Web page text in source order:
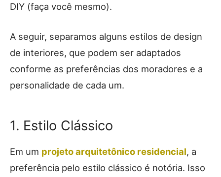
DIY (faça você mesmo).
A seguir, separamos alguns estilos de design
de interiores, que podem ser adaptados
conforme as preferências dos moradores e a
personalidade de cada um.
1. Estilo Clássico
Em um projeto arquitetônico residencial, a
preferência pelo estilo clássico é notória. Isso